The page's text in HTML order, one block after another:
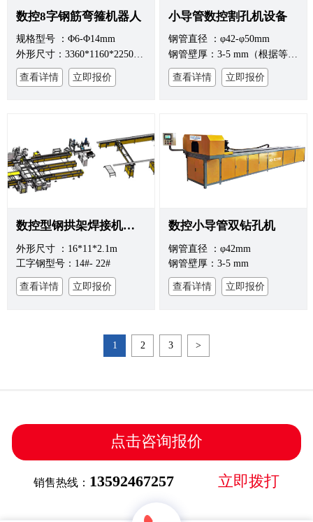
数控8字钢筋弯箍机器人
规格型号 ：Φ6-Φ14mm
外形尺寸：3360*1160*2250mm
查看详情 立即报价
小导管数控割孔机设备
钢管直径 ：φ42-φ50mm
查看详情 立即报价
数控型钢拱架焊接机器人
外形尺寸 ：16*11*2.1m
工字钢型号：14#- 22#
查看详情 立即报价
数控小导管双钻孔机
钢管直径 ：φ42mm
钢管壁厚：3-5 mm
查看详情 立即报价
1 2 3 >
点击咨询报价
销售热线： 13592467257 立即拨打